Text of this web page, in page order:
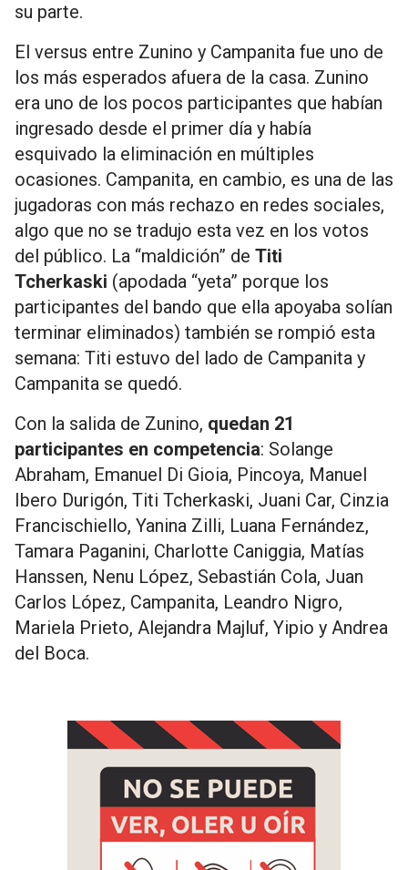
su parte.
El versus entre Zunino y Campanita fue uno de
los más esperados afuera de la casa. Zunino
era uno de los pocos participantes que habían
ingresado desde el primer día y había
esquivado la eliminación en múltiples
ocasiones. Campanita, en cambio, es una de las
jugadoras con más rechazo en redes sociales,
algo que no se tradujo esta vez en los votos
del público. La “maldición” de Titi
Tcherkaski (apodada “yeta” porque los
participantes del bando que ella apoyaba solían
terminar eliminados) también se rompió esta
semana: Titi estuvo del lado de Campanita y
Campanita se quedó.
Con la salida de Zunino, quedan 21
participantes en competencia: Solange
Abraham, Emanuel Di Gioia, Pincoya, Manuel
Ibero Durigón, Titi Tcherkaski, Juani Car, Cinzia
Francischiello, Yanina Zilli, Luana Fernández,
Tamara Paganini, Charlotte Caniggia, Matías
Hanssen, Nenu López, Sebastián Cola, Juan
Carlos López, Campanita, Leandro Nigro,
Mariela Prieto, Alejandra Majluf, Yipio y Andrea
del Boca.